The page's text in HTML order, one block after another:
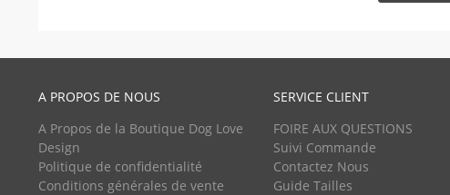
A PROPOS DE NOUS
A Propos de la Boutique Dog Love
Design
Politique de confidentialité
Conditions générales de vente
SERVICE CLIENT
FOIRE AUX QUESTIONS
Suivi Commande
Contactez Nous
Guide Tailles